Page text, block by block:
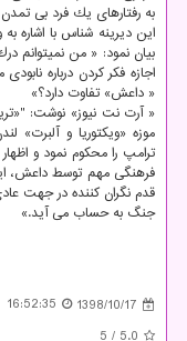
به رفتارهای یك فرد بی
این دیرینه شناس با اشاره
بیان نمود: « من نمیتوانم
اجازه فكر كردن درباره
« داعش» تفاوت دارد؟»
« آرت نت نیوز» نوشت:
موزه «ویكتوریا و آلبرت»
ترامپ را محكوم نمود و
فرهنگی مهم توسط داعش،
قدم نگران كننده در جهت
جنگ به حساب می آید.»
1398/10/17
16:52:35